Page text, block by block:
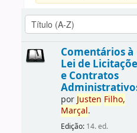
Comentários à
Lei de
e Contratos
por Justen Filho,
Marçal.
Edição: 14. ed.